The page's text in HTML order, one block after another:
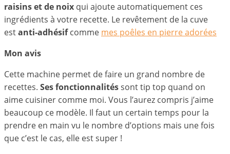
raisins et de noix qui ajoute automatiquement ces
ingrédients à votre recette. Le revêtement de la cuve
estanti-adhésifcomme mes poêles en pierre adorées
Mon avis
Cette machine permet de faire un grand nombre de
recettes. Ses fonctionnalitéssont tip top quand on
aime cuisiner comme moi. Vous l’aurez compris j’aime
beaucoup ce modèle. Il faut un certain temps pour la
prendre en main vu le nombre d’options mais une fois
que c’est le cas, elle est super !